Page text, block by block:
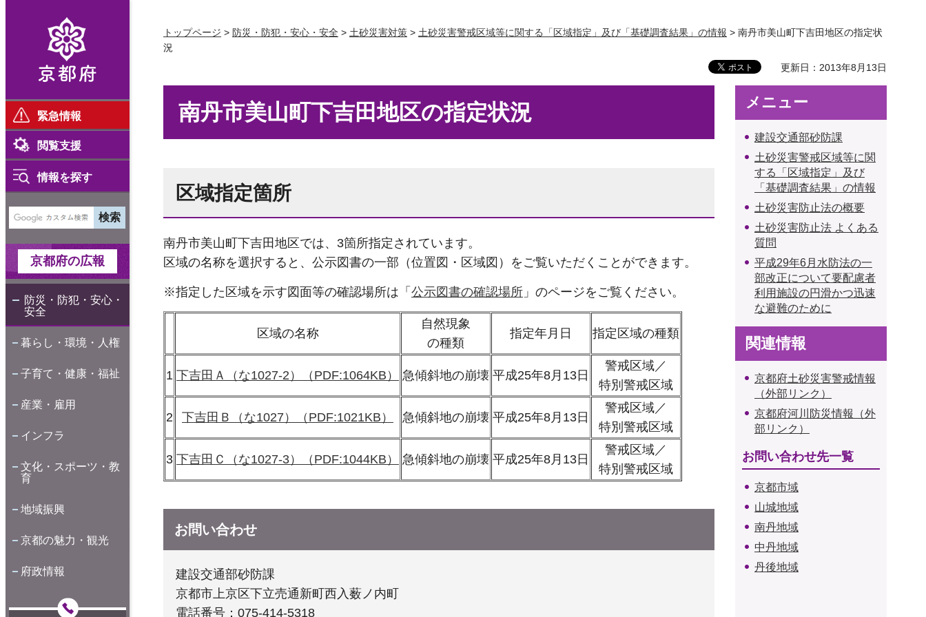
緊急情報
閲覧支援
情報を探す
京都府の広報
防災・防犯・安心・
安全
暮らし・環境・人権
子育て・健康・福祉
産業・雇用
インフラ
文化・スポーツ・教
育
地域振興
京都の魅力・観光
府政情報
トップページ > 防災・防犯・安心・安全 > 土砂災害対策 > 土砂災害警戒区域等に関する「区域指定」及び「基礎調査結果」の情報 > 南丹市美山町下吉田地区の指定状
況
更新日：2013年8月13日
南丹市美山町下吉田地区の指定状況
区域指定箇所
南丹市美山町下吉田地区では、3箇所指定されています。
区域の名称を選択すると、公示図書の一部（位置図・区域図）をご覧いただくことができます。
※指定した区域を示す図面等の確認場所は「 公示図書の確認場所 」のページをご覧ください。
区域の名称
自然現象
の種類
指定年月日 指定区域の種類
1 下吉田Ａ（な1027-2）（PDF:1064KB） 急傾斜地の崩壊 平成25年8月13日
警戒区域／
特別警戒区域
2 下吉田Ｂ（な1027）（PDF:1021KB） 急傾斜地の崩壊 平成25年8月13日
警戒区域／
特別警戒区域
3 下吉田Ｃ（な1027-3）（PDF:1044KB） 急傾斜地の崩壊 平成25年8月13日
警戒区域／
特別警戒区域
お問い合わせ
建設交通部砂防課
京都市上京区下立売通新町西入薮ノ内町
電話番号：075-414-5318
メニュー
建設交通部砂防課
土砂災害警戒区域等に関
する「区域指定」及び
「基礎調査結果」の情報
土砂災害防止法の概要
土砂災害防止法 よくある
質問
平成29年6月水防法の一
部改正について要配慮者
利用施設の円滑かつ迅速
な避難のために
関連情報
京都府土砂災害警戒情報
（外部リンク）
京都府河川防災情報（外
部リンク）
お問い合わせ先一覧
京都市域
山城地域
南丹地域
中丹地域
丹後地域